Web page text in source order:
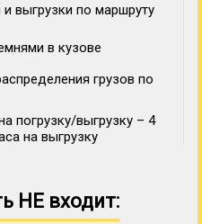
выгрузки по маршруту
в кузове
грузов по
погрузку/выгрузку – 4
на выгрузку
НЕ входит: